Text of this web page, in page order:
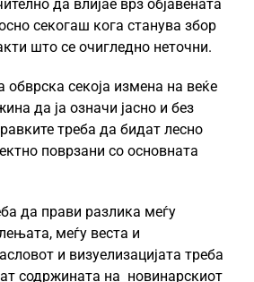
да влијае врз објавената
секогаш кога станува збор
што се очигледно неточни.
секоја измена на веќе
да ја означи јасно и без
треба да бидат лесно
поврзани со основната
да прави разлика меѓу
меѓу веста и
и визуелизацијата треба
содржината на новинарскиот